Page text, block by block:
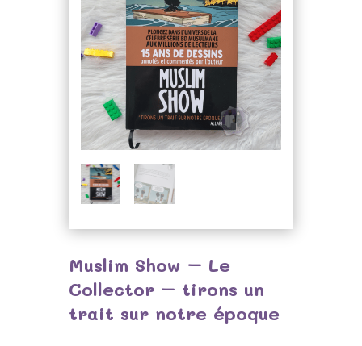
Muslim Show – Le
Collector – tirons un
trait sur notre époque